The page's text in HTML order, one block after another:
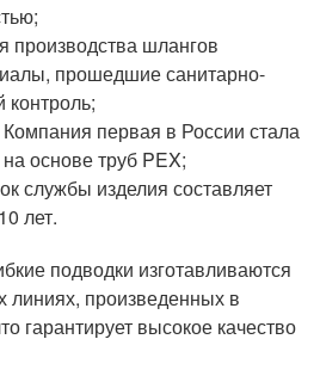
производства шлангов
прошедшие санитарно-
контроль;
первая в России стала
основе труб PEX;
службы изделия составляет
лет.
подводки изготавливаются
линиях, произведенных в
гарантирует высокое качество